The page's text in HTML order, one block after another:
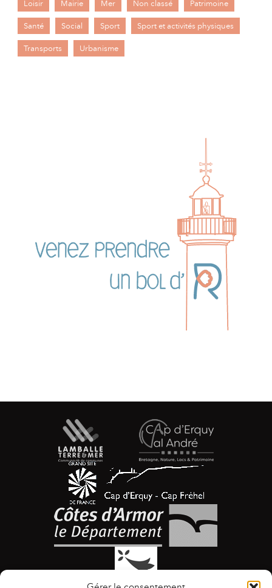
Loisir Mairie Mer Non classé Patrimoine
Santé Social Sport Sport et activités physiques
Transports Urbanisme